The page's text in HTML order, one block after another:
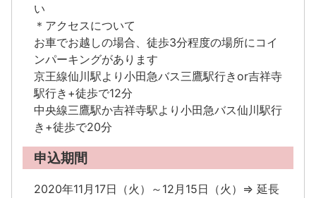
い
＊アクセスについて
お車でお越しの場合、徒歩3分程度の場所にコイ
ンパーキングがあります
京王線仙川駅より小田急バス三鷹駅行きor吉祥寺
駅行き+徒歩で12分
中央線三鷹駅か吉祥寺駅より小田急バス仙川駅行
き+徒歩で20分
申込期間
2020年11月17日（火）～12月15日（火）⇒ 延長